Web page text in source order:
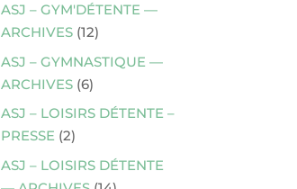
ASJ – GYM'DÉTENTE —
ARCHIVES (12)
ASJ – GYMNASTIQUE —
ARCHIVES (6)
ASJ – LOISIRS DÉTENTE –
PRESSE (2)
ASJ – LOISIRS DÉTENTE